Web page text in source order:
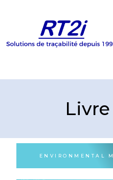
Solutions de
ENVIRONMENTAL